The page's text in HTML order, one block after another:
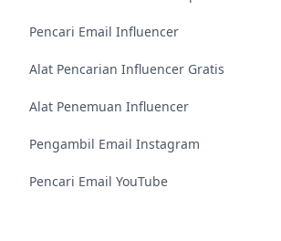
Pencari Email Influencer
Alat Pencarian Influencer Gratis
Alat Penemuan Influencer
Pengambil Email Instagram
Pencari Email YouTube